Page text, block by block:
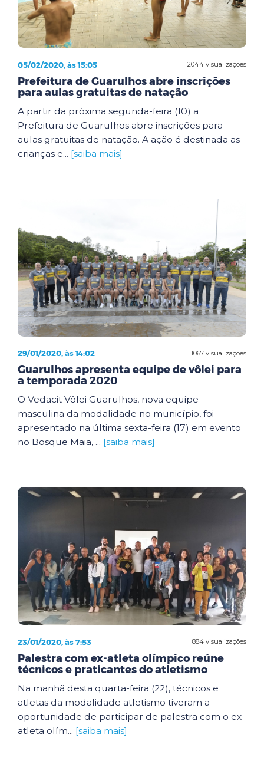
2044 visualizações
05/02/2020, às 15:05
Prefeitura de Guarulhos abre inscrições
para aulas gratuitas de natação
A partir da próxima segunda-feira (10) a
Prefeitura de Guarulhos abre inscrições para
aulas gratuitas de natação. A ação é destinada as
crianças e... [saiba mais]
1067 visualizações
29/01/2020, às 14:02
Guarulhos apresenta equipe de vôlei para
a temporada 2020
O Vedacit Vôlei Guarulhos, nova equipe
masculina da modalidade no município, foi
apresentado na última sexta-feira (17) em evento
no Bosque Maia, ... [saiba mais]
884 visualizações
23/01/2020, às 7:53
Palestra com ex-atleta olímpico reúne
técnicos e praticantes do atletismo
Na manhã desta quarta-feira (22), técnicos e
atletas da modalidade atletismo tiveram a
oportunidade de participar de palestra com o ex-
atleta olím... [saiba mais]